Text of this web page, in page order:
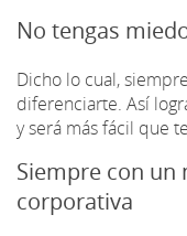
No tengas
Dicho lo cual,
diferenciarte. Así
y será más fácil que
Siempre con un
corporativa